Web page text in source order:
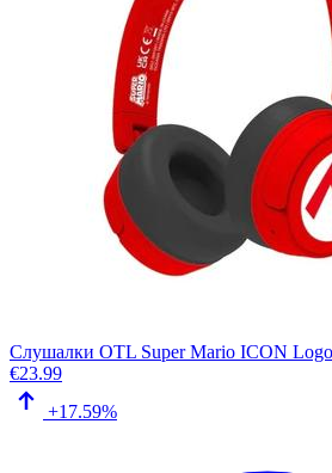
Слушалки OTL Super Mario ICON
€23.99
+17.59%